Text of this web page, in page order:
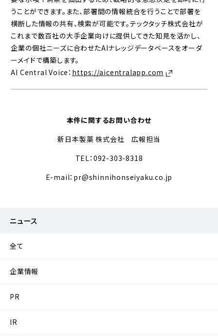
うことができます。また、部署間の情報統合を行うことで部署を
横断した情報の共有、検索が可能です。テックタッチ株式会社が
これまで数百社の大手企業向けに提供してきた知見を活かし、
企業の個社ニーズに合わせたAIナレッジデータベースをオーダ
ーメイドで構築します。
AI Central Voice： https://aicentralapp.com
本件に関するお問い合わせ
新日本製薬 株式会社 広報担当
TEL：092-303-8318
E-mail：pr@shinnihonseiyaku.co.jp
ニュース
全て
企業情報
PR
IR